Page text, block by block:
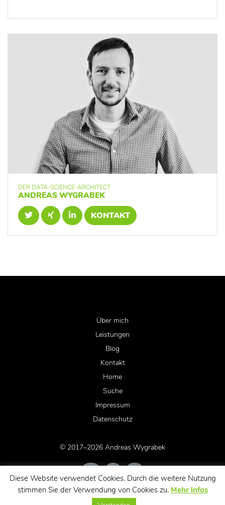
DER DATA-SCIENCE-ARCHITECT
ANDREAS WYGRABEK
KONTAKT
Über mich
Leistungen
Blog
Kontakt
Home
Suche
Impressum
Datenschutz
© 2017–2026 Andreas Wygrabek
Diese Website verwendet Cookies. Durch die weitere Nutzung
stimmen Sie der Verwendung von Cookies zu. Mehr Infos